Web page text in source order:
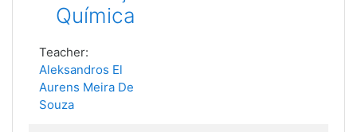
Química
Teacher:
Aleksandros El
Aurens Meira De
Souza